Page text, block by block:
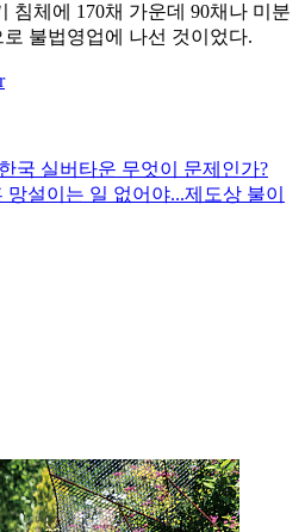
침체에 170채 가운데 90채나 미분
불법영업에 나선 것이었다.
국 실버타운 무엇이 문제인가?
설이는 일 없어야...제도상 불이